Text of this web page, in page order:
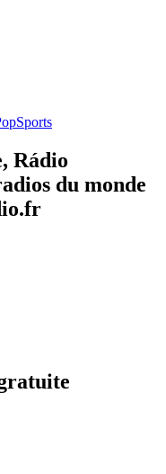
Sports
Rádio
du monde